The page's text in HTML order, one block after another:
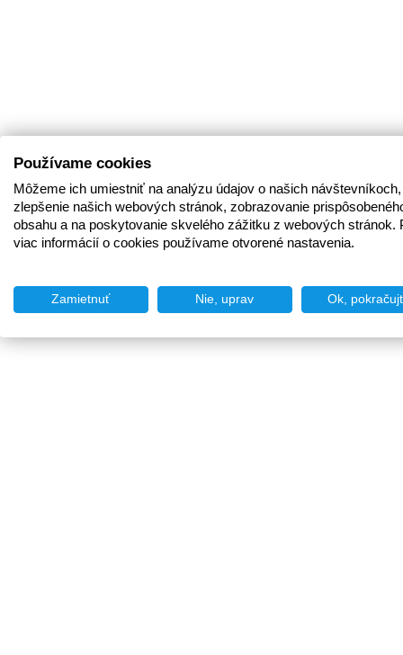
Používame cookies
Môžeme ich umiestniť na analýzu údajov o našich
zlepšenie našich webových stránok, zobrazovanie
obsahu a na poskytovanie skvelého zážitku z webových stránok.
viac informácií o cookies používame otvorené nastavenia.
Zamietnuť Nie, uprav Ok,